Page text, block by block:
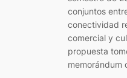
conjuntos
conectividad
comercial y
propuesta
memorándum